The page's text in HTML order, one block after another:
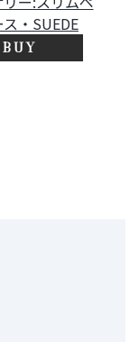
ス・SUEDE
BUY